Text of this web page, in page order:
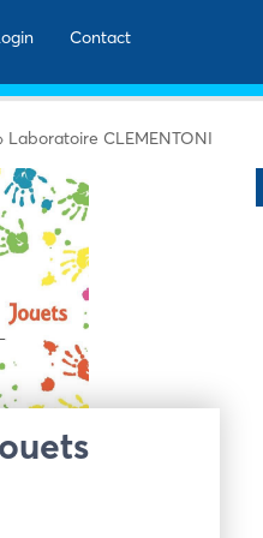
Contact
› Laboratoire CLEMENTONI